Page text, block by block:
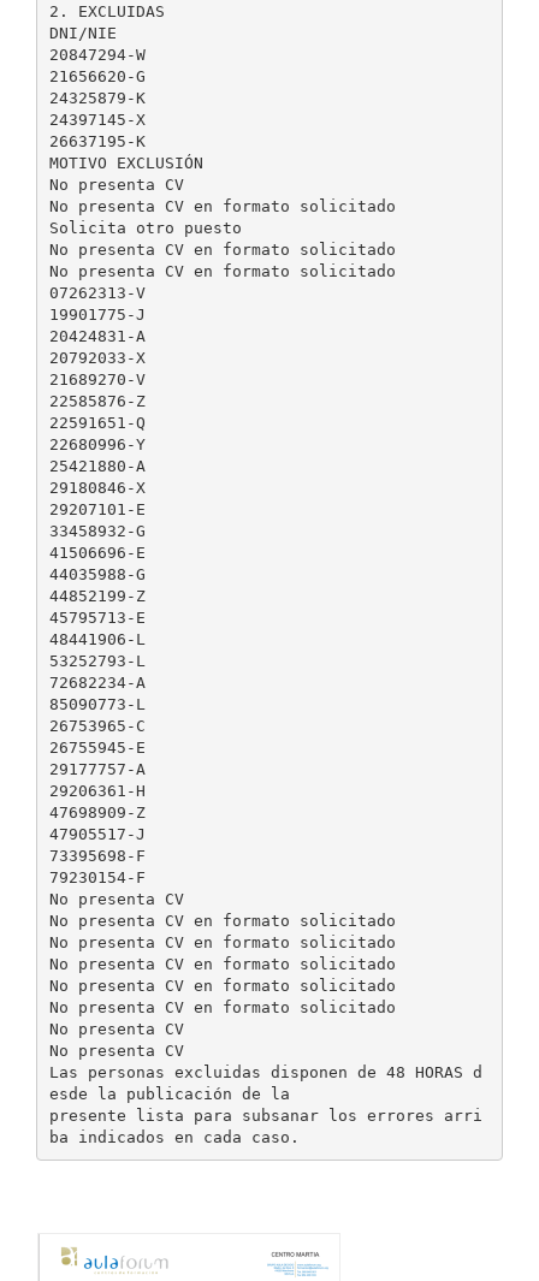
2. EXCLUIDAS
DNI/NIE
20847294-W
21656620-G
24325879-K
24397145-X
26637195-K
MOTIVO EXCLUSIÓN
No presenta CV
No presenta CV en formato solicitado
Solicita otro puesto
No presenta CV en formato solicitado
No presenta CV en formato solicitado
07262313-V
19901775-J
20424831-A
20792033-X
21689270-V
22585876-Z
22591651-Q
22680996-Y
25421880-A
29180846-X
29207101-E
33458932-G
41506696-E
44035988-G
44852199-Z
45795713-E
48441906-L
53252793-L
72682234-A
85090773-L
26753965-C
26755945-E
29177757-A
29206361-H
47698909-Z
47905517-J
73395698-F
79230154-F
No presenta CV
No presenta CV en formato solicitado
No presenta CV en formato solicitado
No presenta CV en formato solicitado
No presenta CV en formato solicitado
No presenta CV en formato solicitado
No presenta CV
No presenta CV
Las personas excluidas disponen de 48 HORAS d
esde la publicación de la
presente lista para subsanar los errores arri